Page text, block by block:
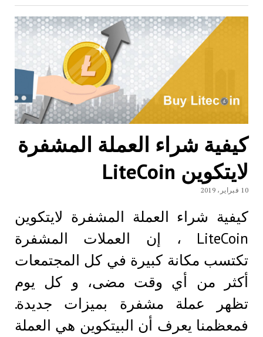
كيفية شراء العملة المشفرة
لايتكوين LiteCoin
10 فبراير، 2019
كيفية شراء العملة المشفرة لايتكوين
LiteCoin ، إن العملات المشفرة
تكتسب مكانة كبيرة في كل المجتمعات
أكثر من أي وقت مضى، و كل يوم
تظهر عملة مشفرة بميزات جديدة.
فمعظمنا يعرف أن البيتكوين هي العملة